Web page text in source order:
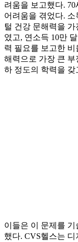
려움을 보고했다. 70
어려움을 겪었다. 소
털 건강 문해력을
였고, 연소득 10만
력 필요를 보고한
해력으로 가장 큰 부
하 정도의 학력을 갖
이들은 이 문제를
했다. CVS헬스는